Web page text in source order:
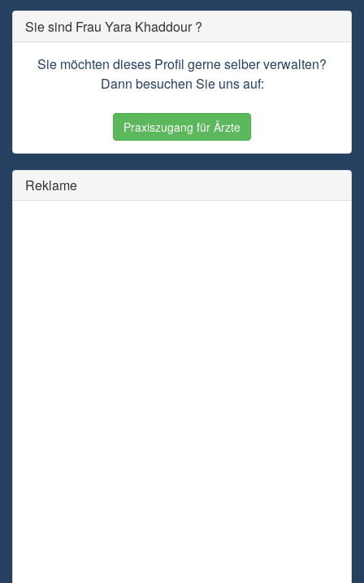
Sie sind Frau Yara Khaddour ?
Sie möchten dieses Profil gerne selber verwalten?
Dann besuchen Sie uns auf:
Praxiszugang für Ärzte
Reklame